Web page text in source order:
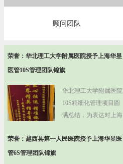
顾问团队
荣誉：华北理工大学附属医院授予上海华昱
医管10S管理团队锦旗
华北理工大学附属医院
10S精细化管理项目圆
满总结，为表达对上海
谢和肯定，特授予上海
荣誉：越西县第一人民医院授予上海华昱医
管6S管理团队锦旗